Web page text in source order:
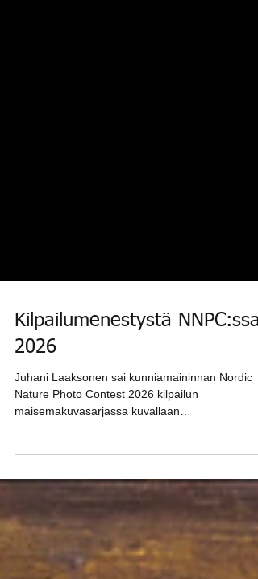
Kilpailumenestystä NNPC:ssa
2026
maisemakuvasarjassa kuvallaan
"Maailmankaikkeuden reunalla". Kuva: Juhani
Laaksonen Linkki palkittuihin kuviin:
https://nnpc.no/en/winners/268-2026